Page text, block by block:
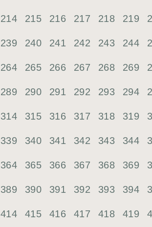
214 215 216 217 218 219
239 240 241 242 243 244
264 265 266 267 268 269
289 290 291 292 293 294
314 315 316 317 318 319
339 340 341 342 343 344
364 365 366 367 368 369
389 390 391 392 393 394
414 415 416 417 418 419